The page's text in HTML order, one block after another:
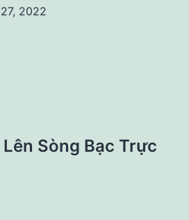
2022
Sòng Bạc Trực